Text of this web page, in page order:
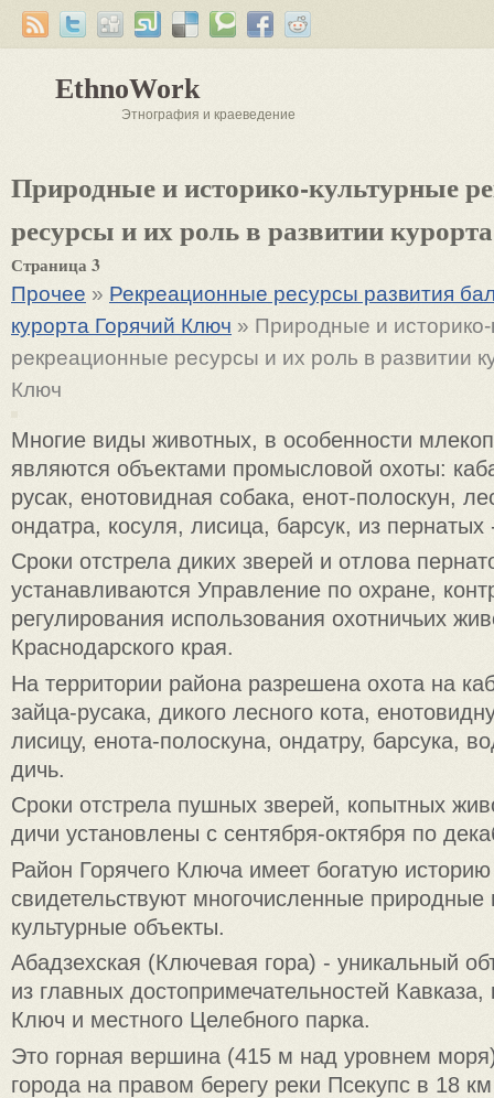
EthnoWork
Этнография и краеведение
Природные и историко-культурные
ресурсы и их роль в развитии
Страница 3
Прочее » Рекреационные ресурсы развития
курорта Горячий Ключ » Природные и историко-
рекреационные ресурсы и их роль в развитии
Ключ
Многие виды животных, в особенности
являются объектами промысловой охоты:
русак, енотовидная собака, енот-полоскун,
ондатра, косуля, лисица, барсук, из пернатых
Сроки отстрела диких зверей и отлова
устанавливаются Управление по охране,
регулирования использования охотничьих
Краснодарского края.
На территории района разрешена охота на
зайца-русака, дикого лесного кота,
лисицу, енота-полоскуна, ондатру, барсука,
дичь.
Сроки отстрела пушных зверей, копытных
дичи установлены с сентября-октября по
Район Горячего Ключа имеет богатую
свидетельствуют многочисленные природные
культурные объекты.
Абадзехская (Ключевая гора) - уникальный
из главных достопримечательностей Кавказа,
Ключ и местного Целебного парка.
Это горная вершина (415 м над уровнем
города на правом берегу реки Псекупс в 18